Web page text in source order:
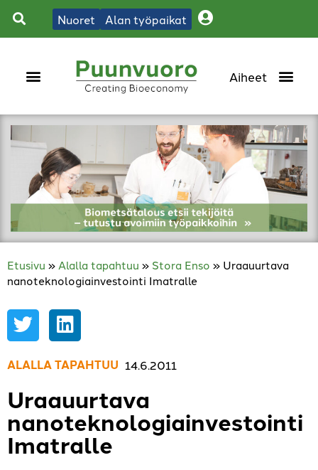
Nuoret Alan työpaikat
Etusivu » Alalla tapahtuu » Stora Enso » Uraauurtava
nanoteknologiainvestointi Imatralle
ALALLA TAPAHTUU 14.6.2011
Uraauurtava
nanoteknologiainvestointi
Imatralle